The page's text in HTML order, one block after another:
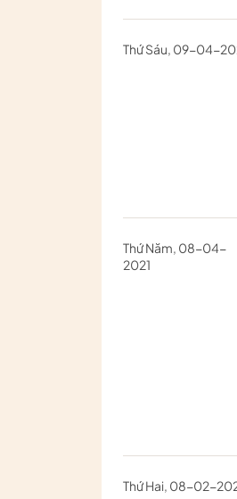
Thứ Sáu, 09-04-
Thứ Năm, 08-04-
2021
Thứ Hai, 08-02-